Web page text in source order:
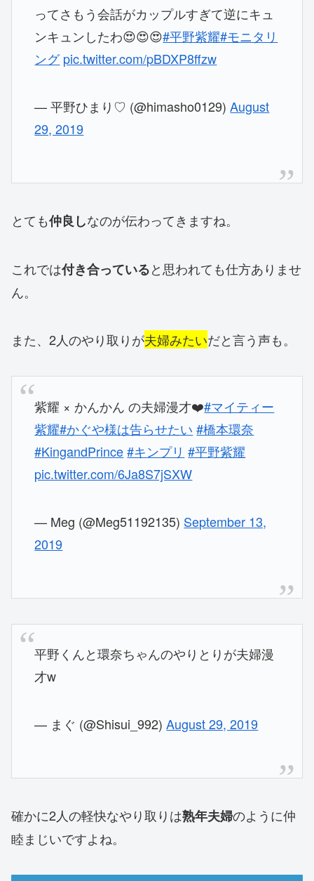
ってさもう会話がカップルすぎて逆にキュ
ンキュンしたわ😍😍😍#平野紫耀#モニタリ
ング pic.twitter.com/pBDXP8ffzw
— 平野ひまり♡ (@himasho0129)August
29, 2019
とても仲良しなのが伝わってきますね。
これでは付き合っていると思われても仕方ありませ
ん。
また、2人のやり取りが夫婦みたいだと言う声も。
紫耀 × かんかん の夫婦漫才❤️#マイティー
紫耀#かぐや様は告らせたい #橋本環奈
#KingandPrince #キンプリ #平野紫耀
pic.twitter.com/6Ja8S7jSXW
— Meg (@Meg51192135) September 13,
2019
平野くんと環奈ちゃんのやりとりが夫婦漫
才w
— まぐ (@Shisui_992)August 29, 2019
確かに2人の軽快なやり取りは熟年夫婦のように仲
睦まじいですよね。